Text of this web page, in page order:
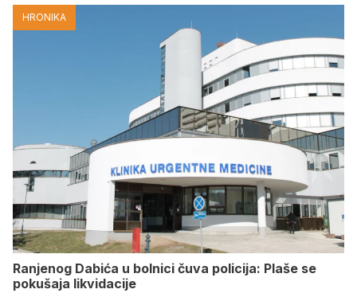
HRONIKA
Ranjenog Dabića u bolnici čuva policija: Plaše se
pokušaja likvidacije